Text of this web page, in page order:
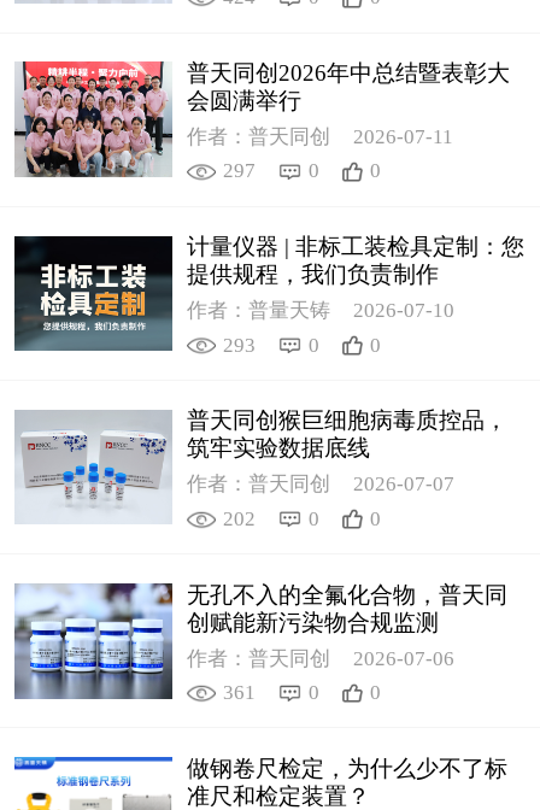
普天同创2026年中总结暨表彰大
会圆满举行
作者：普天同创
2026-07-11
297
0 0
计量仪器 | 非标工装检具定制：您
提供规程，我们负责制作
作者：普量天铸
2026-07-10
293
0 0
普天同创猴巨细胞病毒质控品，
筑牢实验数据底线
作者：普天同创
2026-07-07
202
0 0
无孔不入的全氟化合物，普天同
创赋能新污染物合规监测
作者：普天同创
2026-07-06
361
0 0
做钢卷尺检定，为什么少不了标
准尺和检定装置？